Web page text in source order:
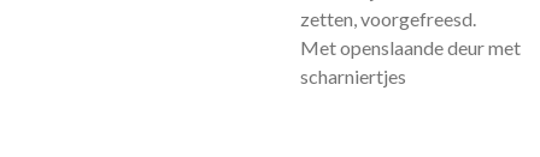
zetten, voorgefreesd.
Met openslaande deur met
scharniertjes